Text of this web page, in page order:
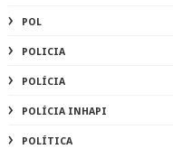
POL
POLICIA
POLÍCIA
POLÍCIA INHAPI
POLÍTICA